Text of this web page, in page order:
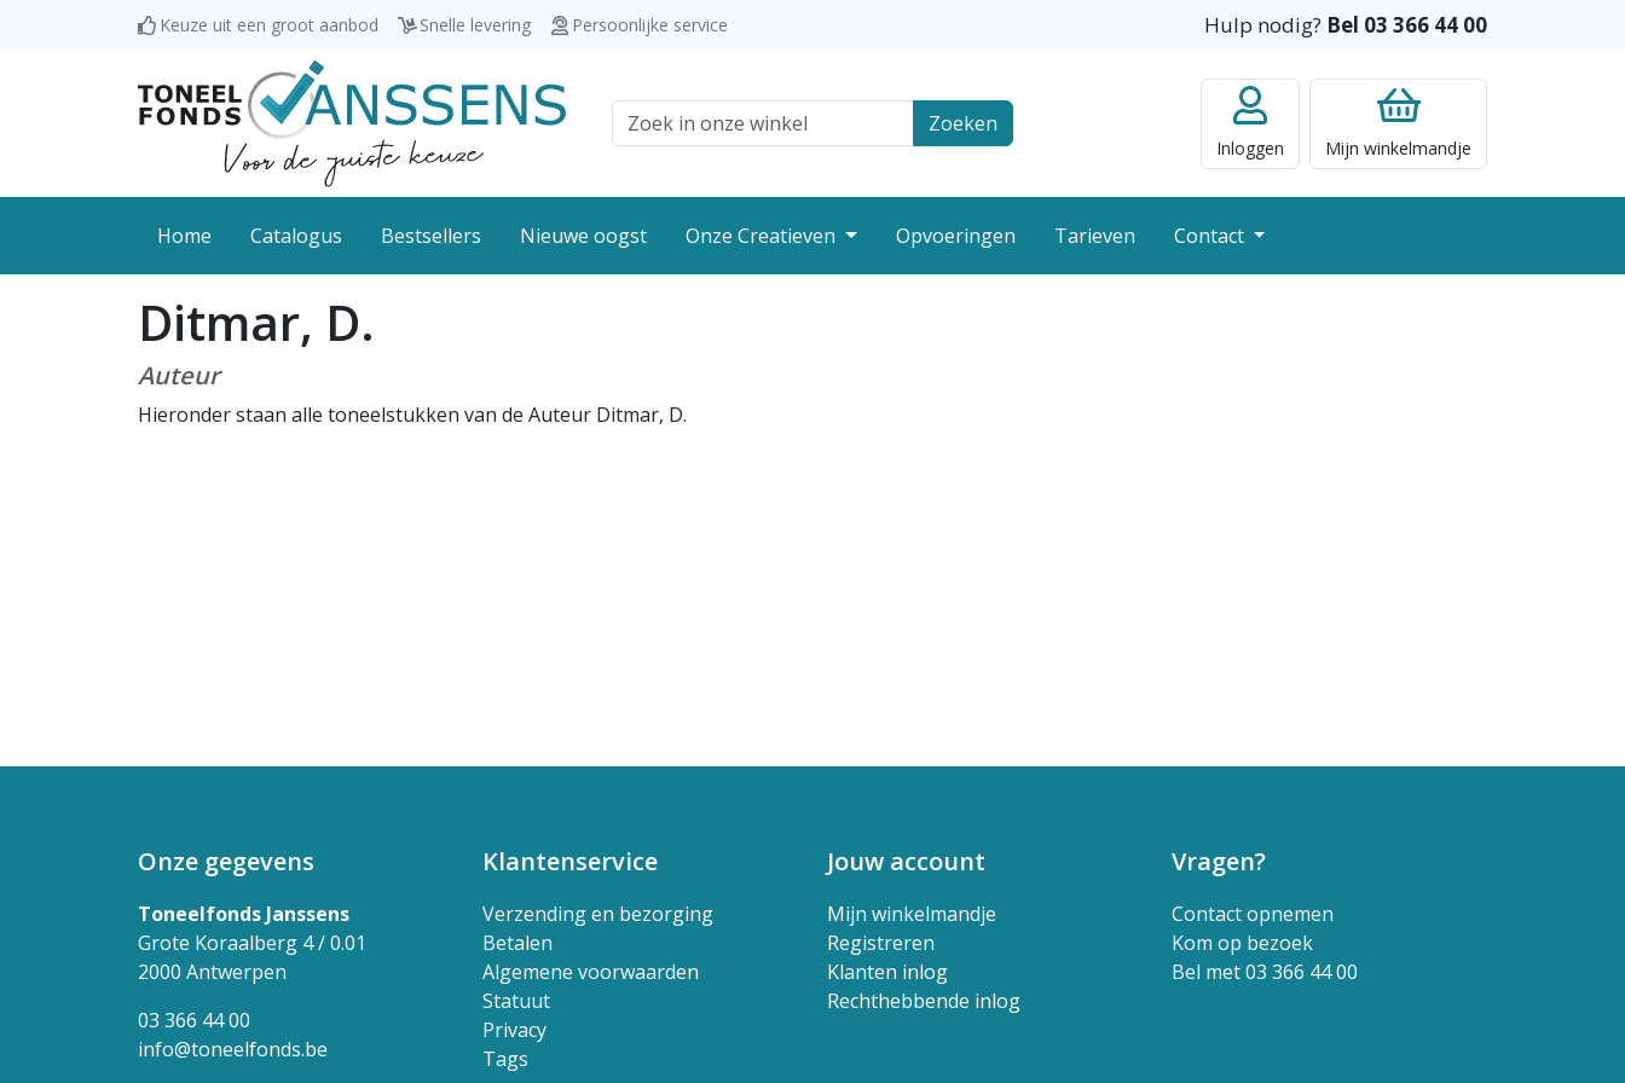
Keuze uit een groot aanbod Snelle levering Persoonlijke service Hulp nodig? Bel 03 366 44 00
Zoek veld Zoeken
Inloggen Mijn winkelmandje
Home Catalogus Bestsellers Nieuwe oogst Onze Creatieven Opvoeringen Tarieven Contact
Ditmar, D.
Auteur
Hieronder staan alle toneelstukken van de Auteur Ditmar, D.
Onze gegevens
Toneelfonds Janssens
Grote Koraalberg 4 / 0.01
2000 Antwerpen
03 366 44 00
info@toneelfonds.be
Klantenservice
Verzending en bezorging
Betalen
Algemene voorwaarden
Statuut
Privacy
Tags
Jouw account
Mijn winkelmandje
Registreren
Klanten inlog
Rechthebbende inlog
Vragen?
Contact opnemen
Kom op bezoek
Bel met 03 366 44 00